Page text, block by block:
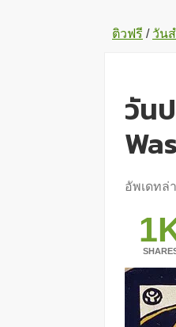
ติวฟรี / วัน
วัน
อัพเดทล่